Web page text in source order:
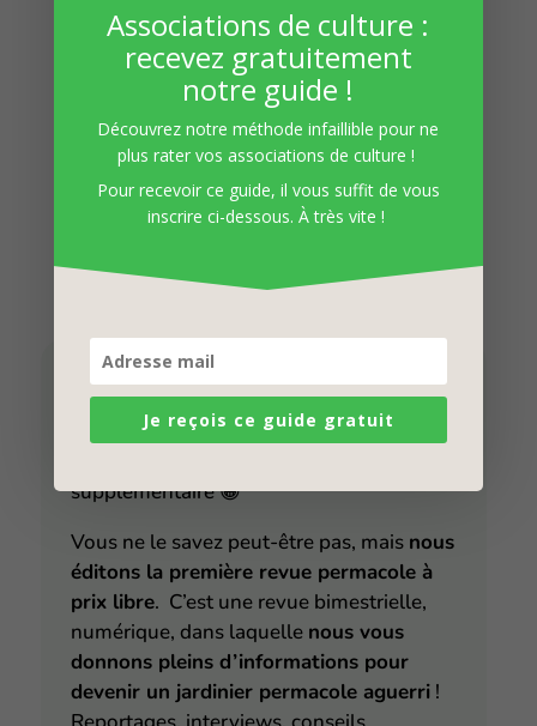
Cet article vous intéresse ? Venez
découvrir notre revue numériqueen
téléchargeant un extrait gratuit
Envie d’aller plus loin ?
Si cela vous intéresse, nous vous
supplémentaire😀
Vous ne le savez peut-être pas, mais nous
éditons la première revue permacole à
prix libre. C’est une revue bimestrielle,
numérique, dans laquelle nous vous
donnons pleins d’informations pour
devenir un jardinier permacole aguerri!
Associations de culture :
recevez gratuitement
notre guide !
Découvrez notre méthode infaillible pour ne
plus rater vos associations de culture !
Pour recevoir ce guide, il vous suffit de vous
inscrire ci-dessous. À très vite !
Je reçois ce guide gratuit